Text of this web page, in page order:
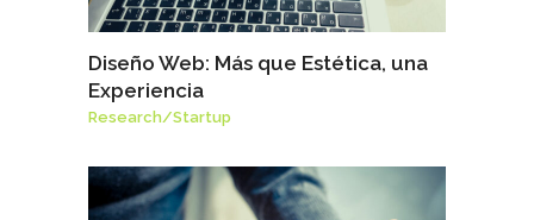
Diseño Web: Más que Estética, una
Experiencia
Research/Startup